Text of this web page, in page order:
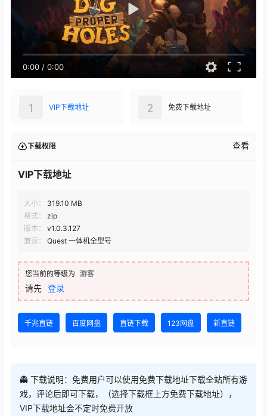
0:00 / 0:00
VIP下载地址
1 免费下载地址
2
下载权限 查看
VIP下载地址
大小：
319.10 MB
格式：
zip
版本：
v1.0.3.127
兼容：
Quest 一体机全型号
您当前的等级为 游客
请先 登录
千兆直链 百度网盘 直链下载 123网盘 新直链
👻 下载说明：免费用户可以使用免费下载地址下载全站所有游
戏，评论后即可下载，（选择下载框上方免费下载地址），
VIP下载地址会不定时免费开放